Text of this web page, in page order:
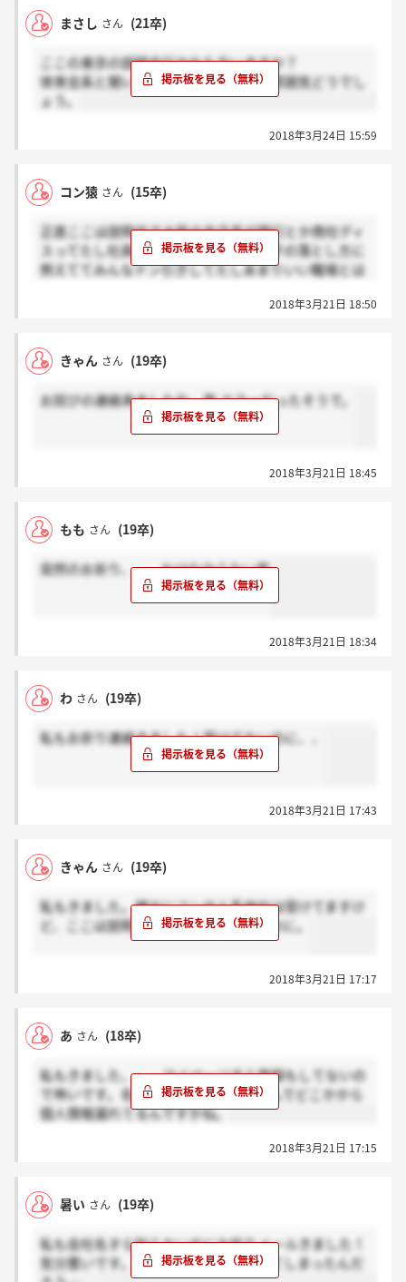
まさし さん (21卒)
ここの東京の説明会行かれた方いますか？
体育会系と聞いたのですが人事の方の雰囲気どうでし
ょう。
2018年3月24日 15:59
コン猿 さん (15卒)
正直ここは説明会で大阪の支店長が銀行とか商社ディ
スってたし社員も仕事の進め方を女の子の落とし方に
例えててみんなドン引きしてたしあまりいい職場とは
えすぎているので俺はこの会社を練習台にする
2018年3月21日 18:50
きゃん さん (19卒)
お詫びの連絡来ましたね。笑 エラーだったそうで。
2018年3月21日 18:45
もも さん (19卒)
突然のお祈り、、、わけわからない笑
2018年3月21日 18:34
わ さん (19卒)
私もお祈り連絡きました！受けてないのに、、
2018年3月21日 17:43
きゃん さん (19卒)
私もきました。確かにコンサル系他社は受けてますけ
ど、ここは説明会とかにも行ってないのに。
2018年3月21日 17:17
あ さん (18卒)
私もきました、、、マイページすら登録もしてないの
で怖いです。名前フルネーム入ってたんでどこかから
個人情報漏れてるんですかね。
2018年3月21日 17:15
暑い さん (19卒)
私も会社名すら知らないのにお祈りメールきました！
気分悪いです。どこから個人情報流れてしまったんだ